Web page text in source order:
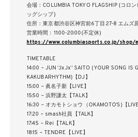
会場：COLUMBIA TOKYO FLAGSHIP (コロ
ッグシップ)
住所：東京都渋谷区神宮前6丁目27-8 エムズ
営業時間：11:00-20:00(不定休)
https://www.columbiasports.co.jp/shop/
TIMETABLE
14:00 – JUN “JxJx” SAITO (YOUR SONG IS
KAKUBARHYTHM)【DJ】
15:00 – 眞名子新【LIVE】
15:50 – 浜野謙太【TALK】
16:30 – オカモトショウ（OKAMOTO’S)【LIVE
17:20 – smash社員【TALK】
17:45 – Rei【TALK】
18:15 – TENDRE【LIVE】